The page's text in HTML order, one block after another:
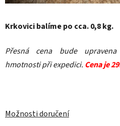
Krkovici balíme po cca. 0,8 kg.
Přesná cena bude
hmotnosti při expedici. Cena je
Možnosti doručení